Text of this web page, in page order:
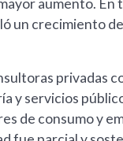
aumento. En
un crecimiento de
privadas
y servicios
de consumo y